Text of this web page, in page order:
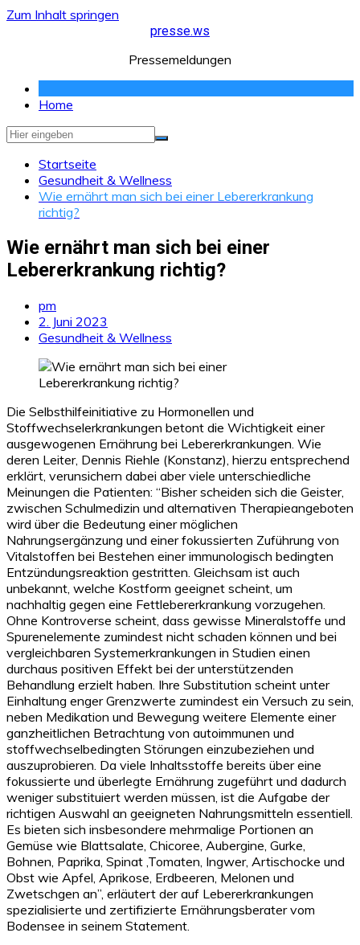
Zum Inhalt springen
presse.ws
Pressemeldungen
Home
Startseite
Gesundheit & Wellness
Wie ernährt man sich bei einer Lebererkrankung
richtig?
Wie ernährt man sich bei einer
Lebererkrankung richtig?
pm
2. Juni 2023
Gesundheit & Wellness
Die Selbsthilfeinitiative zu Hormonellen und
Stoffwechselerkrankungen betont die Wichtigkeit einer
ausgewogenen Ernährung bei Lebererkrankungen. Wie
deren Leiter, Dennis Riehle (Konstanz), hierzu entsprechend
erklärt, verunsichern dabei aber viele unterschiedliche
Meinungen die Patienten: “Bisher scheiden sich die Geister,
zwischen Schulmedizin und alternativen Therapieangeboten
wird über die Bedeutung einer möglichen
Nahrungsergänzung und einer fokussierten Zuführung von
Vitalstoffen bei Bestehen einer immunologisch bedingten
Entzündungsreaktion gestritten. Gleichsam ist auch
unbekannt, welche Kostform geeignet scheint, um
nachhaltig gegen eine Fettlebererkrankung vorzugehen.
Ohne Kontroverse scheint, dass gewisse Mineralstoffe und
Spurenelemente zumindest nicht schaden können und bei
vergleichbaren Systemerkrankungen in Studien einen
durchaus positiven Effekt bei der unterstützenden
Behandlung erzielt haben. Ihre Substitution scheint unter
Einhaltung enger Grenzwerte zumindest ein Versuch zu sein,
neben Medikation und Bewegung weitere Elemente einer
ganzheitlichen Betrachtung von autoimmunen und
stoffwechselbedingten Störungen einzubeziehen und
auszuprobieren. Da viele Inhaltsstoffe bereits über eine
fokussierte und überlegte Ernährung zugeführt und dadurch
weniger substituiert werden müssen, ist die Aufgabe der
richtigen Auswahl an geeigneten Nahrungsmitteln essentiell.
Es bieten sich insbesondere mehrmalige Portionen an
Gemüse wie Blattsalate, Chicoree, Aubergine, Gurke,
Bohnen, Paprika, Spinat ,Tomaten, Ingwer, Artischocke und
Obst wie Apfel, Aprikose, Erdbeeren, Melonen und
Zwetschgen an”, erläutert der auf Lebererkrankungen
spezialisierte und zertifizierte Ernährungsberater vom
Bodensee in seinem Statement.